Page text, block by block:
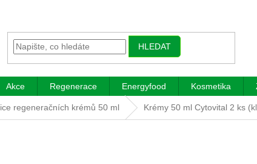
HLEDAT
Akce Regenerace Energyfood Kosmetika
regeneračních krémů 50 ml Krémy 50 ml Cytovital 2 ks